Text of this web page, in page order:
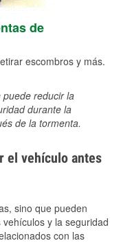
de
escombros y más.
reducir la
durante la
de la tormenta.
el vehículo antes
sino que pueden
y la seguridad
con las